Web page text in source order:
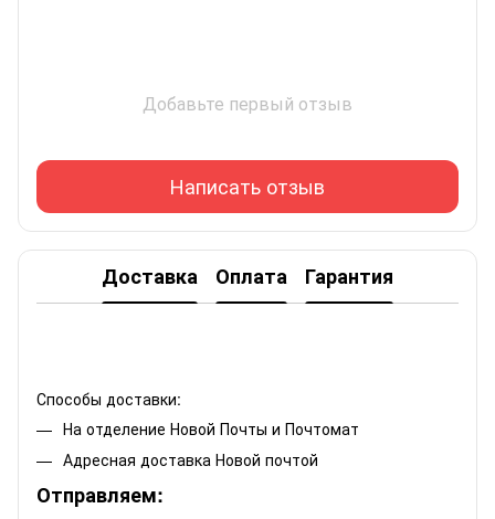
Добавьте первый отзыв
Написать отзыв
Доставка Оплата Гарантия
Способы доставки:
На отделение Новой Почты и Почтомат
Адресная доставка Новой почтой
Отправляем: